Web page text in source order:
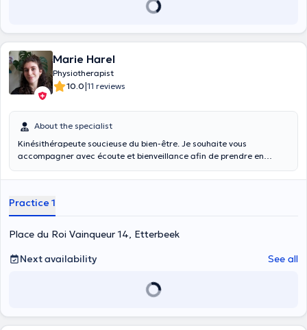
Marie Harel
Physiotherapist
10.0|11 reviews
About the specialist
Kinésithérapeute soucieuse du bien-être. Je souhaite vous
accompagner avec écoute et bienveillance afin de prendre en
Practice 1
Place du Roi Vainqueur 14, Etterbeek
Next availability
See all